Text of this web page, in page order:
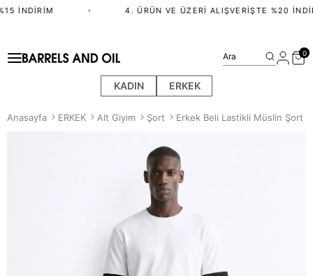
İNDIRIM 4. ÜRÜN VE ÜZERI ALIŞVERIŞTE %20
KADIN ERKEK
Ara 0
Anasayfa ERKEK Alt Giyim Şort Erkek Beli Lastikli Müslin Şort -